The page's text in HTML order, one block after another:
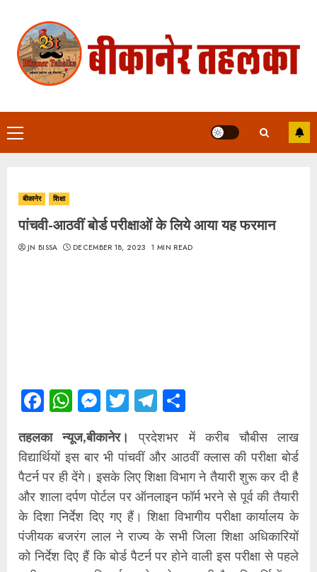
content
Primary
Menu
बीकानेर शिक्षा
पांचवी-आठवीं बोर्ड परीक्षाओं के लिये आया यह फरमान
JN BISSA DECEMBER 18, 2023 1 MIN READ
Facebook
WhatsApp
Messenger
TwitterTelegram
तहलका न्यूज,बीकानेर।
प्रदेशभर में करीब चौबीस लाख
विद्यार्थियों इस बार भी पांचवीं और आठवीं क्लास की परीक्षा बोर्ड
पैटर्न पर ही देंगे। इसके लिए शिक्षा विभाग ने तैयारी शुरू कर दी है
और शाला दर्पण पोर्टल पर ऑनलाइन फॉर्म भरने से पूर्व की तैयारी
के दिशा निर्देश दिए गए हैं। शिक्षा विभागीय परीक्षा कार्यालय के
पंजीयक बजरंग लाल ने राज्य के सभी जिला शिक्षा अधिकारियों
को निर्देश दिए हैं कि बोर्ड पैटर्न पर होने वाली इस परीक्षा से पहले